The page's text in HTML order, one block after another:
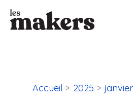
Aller
Accueil 2025 janvier